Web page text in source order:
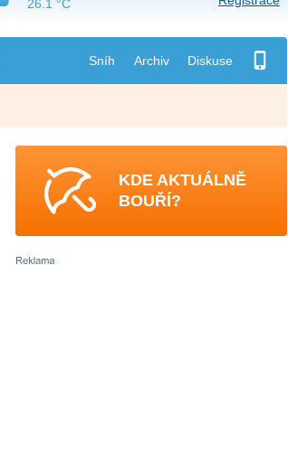
Sníh Archiv Diskuse
26.1 °C
KDE AKTUÁLNĚ
BOUŘÍ?